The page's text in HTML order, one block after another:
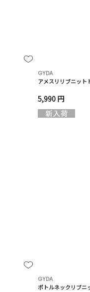
GYDA
アメスリリブニット
5,990 円
GYDA
ボトルネックリブニ